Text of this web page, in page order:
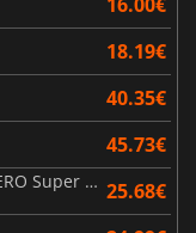
18.19€
40.35€
45.73€
DRAGON BALL Sparking! ZERO Super Limit Breaking NEO 25.68€